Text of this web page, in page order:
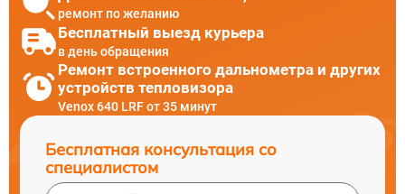
ремонт по желанию
Бесплатный выезд курьера
в день обращения
Ремонт встроенного дальнометра и других
устройств тепловизора
Venox 640 LRF от 35 минут
Бесплатная консультация со
специалистом